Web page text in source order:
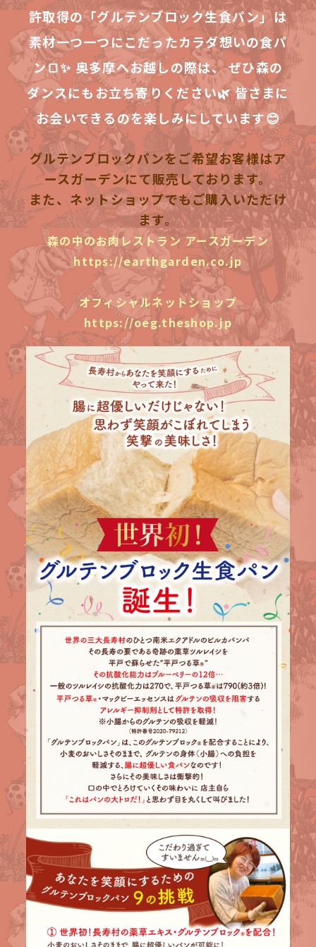
許取得の「グルテンブロック生食パン」は
素材一つ一つにこだったカラダ想いの食パ
ン🍞✨ 奥多摩へお越しの際は、 ぜひ森の
ダンスにもお立ち寄りください🌿 皆さまに
お会いできるのを楽しみにしています😊
グルテンブロックパンをご希望お客様はア
ースガーデンにて販売しております。
また、ネットショップでもご購入いただけ
ます。
森の中のお肉レストラン アースガーデン
https://earthgarden.co.jp
オフィシャルネットショップ
https://oeg.theshop.jp